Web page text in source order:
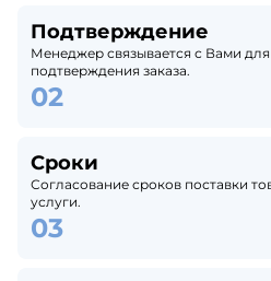
Подтверждение
Менеджер связывается с Вами
подтверждения заказа.
Сроки
Согласование сроков поставки
услуги.